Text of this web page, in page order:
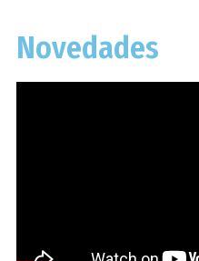
Novedades